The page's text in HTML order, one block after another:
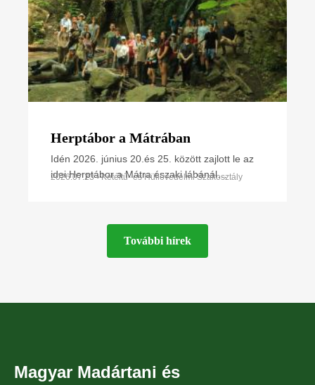
Herptábor a Mátrában
Idén 2026. június 20.és 25. között zajlott le az
idei Herptábor a Mátra északi lábánál
2026.07.23 • Kétéltű- és Hüllővédelmi Szakosztály
További hírek
Magyar Madártani és